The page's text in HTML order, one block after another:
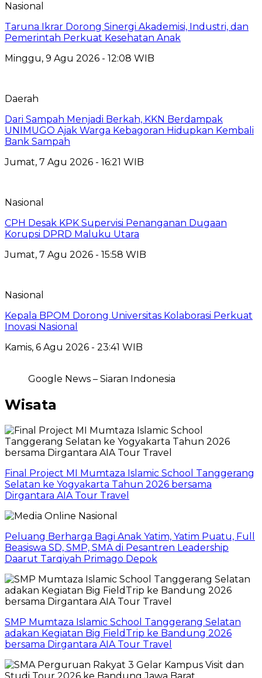
Nasional
Taruna Ikrar Dorong Sinergi Akademisi, Industri, dan
Pemerintah Perkuat Kesehatan Anak
Minggu, 9 Agu 2026 - 12:08 WIB
Daerah
Dari Sampah Menjadi Berkah, KKN Berdampak
UNIMUGO Ajak Warga Kebagoran Hidupkan Kembali
Bank Sampah
Jumat, 7 Agu 2026 - 16:21 WIB
Nasional
CPH Desak KPK Supervisi Penanganan Dugaan
Korupsi DPRD Maluku Utara
Jumat, 7 Agu 2026 - 15:58 WIB
Nasional
Kepala BPOM Dorong Universitas Kolaborasi Perkuat
Inovasi Nasional
Kamis, 6 Agu 2026 - 23:41 WIB
Google News – Siaran Indonesia
Wisata
Final Project MI Mumtaza Islamic School Tanggerang
Selatan ke Yogyakarta Tahun 2026 bersama
Dirgantara AIA Tour Travel
Peluang Berharga Bagi Anak Yatim, Yatim Puatu, Full
Beasiswa SD, SMP, SMA di Pesantren Leadership
Daarut Tarqiyah Primago Depok
SMP Mumtaza Islamic School Tanggerang Selatan
adakan Kegiatan Big FieldTrip ke Bandung 2026
bersama Dirgantara AIA Tour Travel